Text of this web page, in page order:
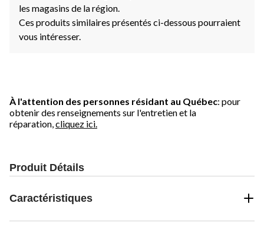
les magasins de la région.
Ces produits similaires présentés ci-dessous pourraient
vous intéresser.
À l'attention des personnes résidant au Québec: pour
obtenir des renseignements sur l'entretien et la
réparation, cliquez ici.
Produit Détails
Caractéristiques